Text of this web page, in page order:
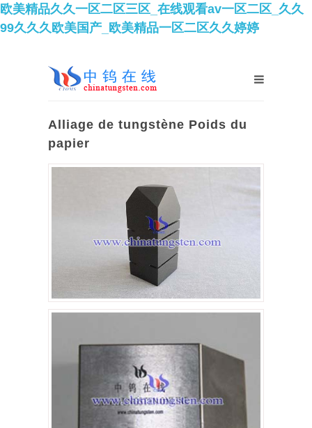
欧美精品久久一区二区三区_在线观看av一区二区_久久
99久久久欧美国产_欧美精品一区二区久久婷婷
Alliage de tungstène Poids du
papier